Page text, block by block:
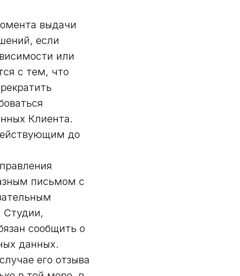
выдачи
если
или
с тем, что
Клиента.
до
письмом с
Студии,
сообщить о
данных.
его отзыва